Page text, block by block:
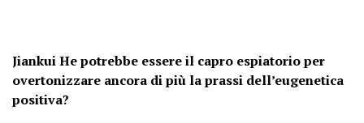
Jiankui He potrebbe essere il capro espiatorio per
overtonizzare ancora di più la prassi dell’eugenetica
positiva?